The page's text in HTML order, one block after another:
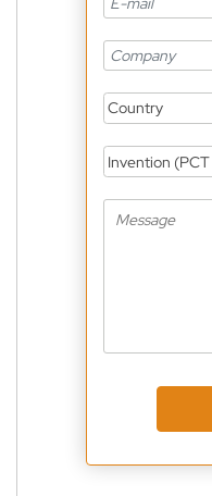
Country
Invention